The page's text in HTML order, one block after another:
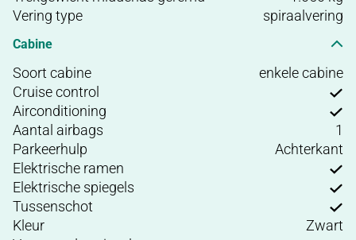
Vering type
spiraalvering
Cabine
Soort cabine
enkele cabine
Cruise control
Airconditioning
Aantal airbags
1
Parkeerhulp
Achterkant
Elektrische ramen
Elektrische spiegels
Tussenschot
Kleur
Zwart